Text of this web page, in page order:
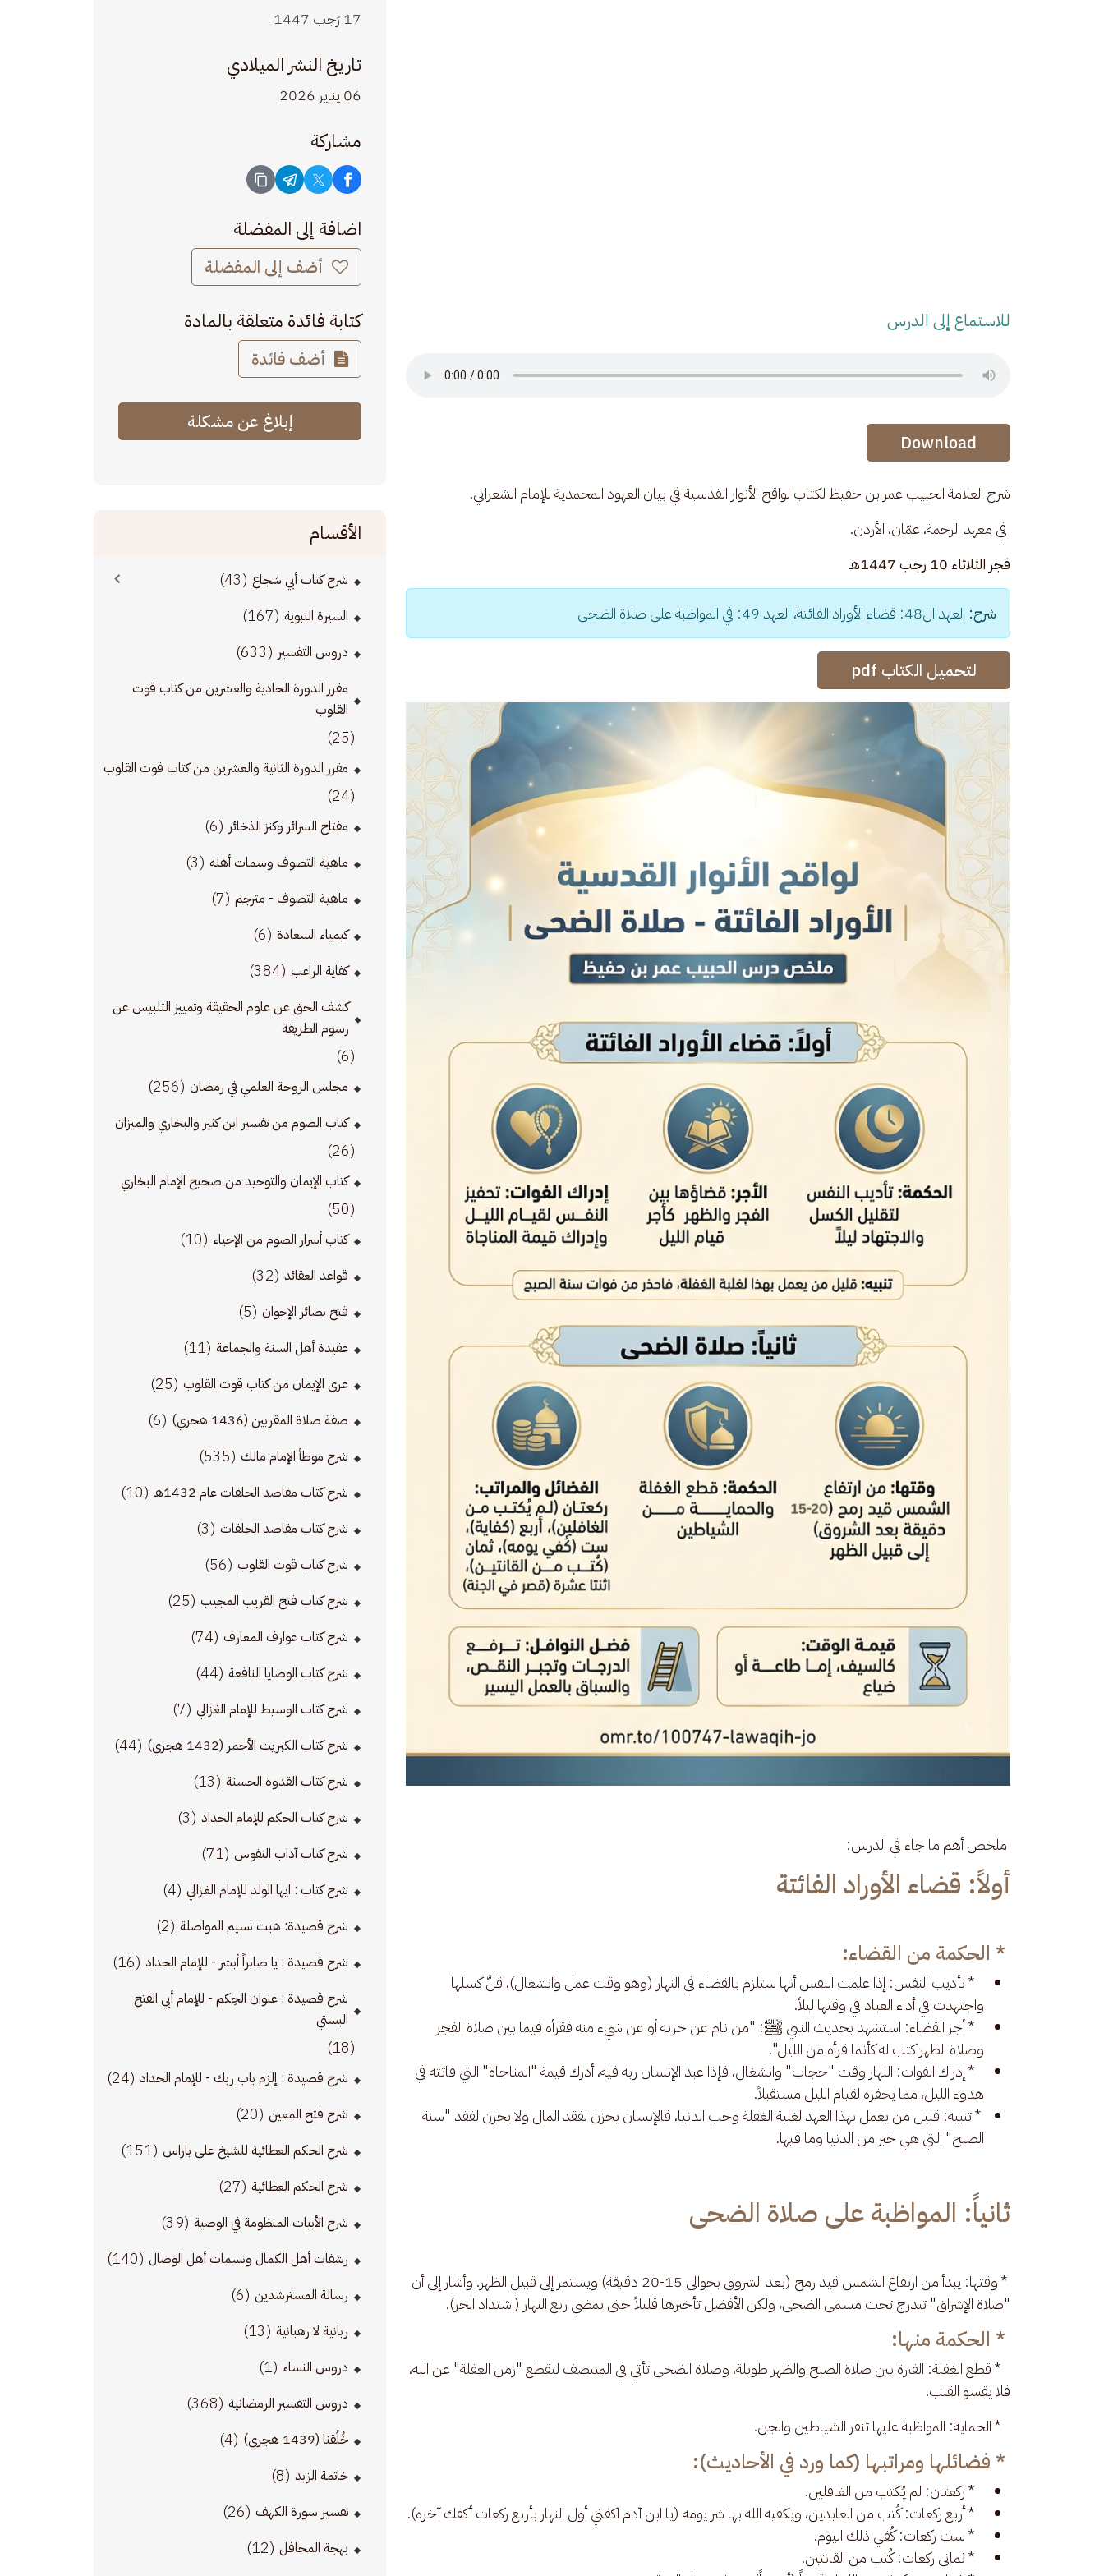
للاستماع إلى الدرس
Audio Stream
Audio Stream
Download
شرح العلامة الحبيب عمر بن حفيظ لكتاب لواقح الأنوار القدسية في بيان العهود المحمدية للإمام الشعراني.
في معهد الرحمة، عمّان، الأردن.
فجر الثلاثاء 10 رجب 1447هـ
شرح: العهد ال48: قضاء الأوراد الفائتة، العهد 49: في المواظبة على صلاة الضحى
لتحميل الكتاب pdf
الصورة
ملخص أهم ما جاء في الدرس:
أولاً: قضاء الأوراد الفائتة
* الحكمة من القضاء:
* تأديب النفس: إذا علمت النفس أنها ستلزم بالقضاء في النهار (وهو وقت عمل وانشغال)، قلَّ كسلها
واجتهدت في أداء العباد في وقتها ليلاً.
* أجر القضاء: استشهد بحديث النبي ﷺ: "من نام عن حزبه أو عن شيء منه فقرأه فيما بين صلاة الفجر
وصلاة الظهر كتب له كأنما قرأه من الليل".
* إدراك الفوات: النهار وقت "حجاب" وانشغال، فإذا عبد الإنسان ربه فيه، أدرك قيمة "المناجاة" التي فاتته في
هدوء الليل، مما يحفزه لقيام الليل مستقبلاً.
* تنبيه: قليل من يعمل بهذا العهد لغلبة الغفلة وحب الدنيا، فالإنسان يحزن لفقد المال ولا يحزن لفقد "سنة
الصبح" التي هي خير من الدنيا وما فيها.
ثانياً: المواظبة على صلاة الضحى
* وقتها: يبدأ من ارتفاع الشمس قيد رمح (بعد الشروق بحوالي 15-20 دقيقة) ويستمر إلى قبيل الظهر. وأشار إلى أن
"صلاة الإشراق" تندرج تحت مسمى الضحى، ولكن الأفضل تأخيرها قليلاً حتى يمضي ربع النهار (اشتداد الحر).
* الحكمة منها:
* قطع الغفلة: الفترة بين صلاة الصبح والظهر طويلة، وصلاة الضحى تأتي في المنتصف لتقطع "زمن الغفلة" عن الله،
فلا يقسو القلب.
* الحماية: المواظبة عليها تنفر الشياطين والجن.
* فضائلها ومراتبها (كما ورد في الأحاديث):
* ركعتان: لم يُكتب من الغافلين.
* أربع ركعات: كُتب من العابدين، ويكفيه الله بها شر يومه (يا ابن آدم اكفني أول النهار بأربع ركعات أكفك آخره).
* ست ركعات: كُفي ذلك اليوم.
* ثماني ركعات: كُتب من القانتين.
17 رَجب 1447
تاريخ النشر الميلادي
06 يناير 2026
مشاركة
اضافة إلى المفضلة
أضف إلى المفضلة
كتابة فائدة متعلقة بالمادة
أضف فائدة
إبلاغ عن مشكلة
الأقسام
شرح كتاب أبي شجاع (43)
السيرة النبوية (167)
دروس التفسير (633)
مقرر الدورة الحادية والعشرين من كتاب قوت
القلوب
(25)
مقرر الدورة الثانية والعشرين من كتاب قوت القلوب
(24)
مفتاح السرائر وكنز الذخائر (6)
ماهية التصوف وسمات أهله (3)
ماهية التصوف - مترجم (7)
كيمياء السعادة (6)
كفاية الراغب (384)
كشف الحق عن علوم الحقيقة وتمييز التلبيس عن
رسوم الطريقة
(6)
مجلس الروحة العلمي في رمضان (256)
كتاب الصوم من تفسير ابن كثير والبخاري والميزان
(26)
كتاب الإيمان والتوحيد من صحيح الإمام البخاري
(50)
كتاب أسرار الصوم من الإحياء (10)
قواعد العقائد (32)
فتح بصائر الإخوان (5)
عقيدة أهل السنة والجماعة (11)
عرى الإيمان من كتاب قوت القلوب (25)
صفة صلاة المقربين (1436 هجري) (6)
شرح موطأ الإمام مالك (535)
شرح كتاب مقاصد الحلقات عام 1432هـ (10)
شرح كتاب مقاصد الحلقات (3)
شرح كتاب قوت القلوب (56)
شرح كتاب فتح القريب المجيب (25)
شرح كتاب عوارف المعارف (74)
شرح كتاب الوصايا النافعة (44)
شرح كتاب الوسيط للإمام الغزالي (7)
شرح كتاب الكبريت الأحمر (1432 هجري) (44)
شرح كتاب القدوة الحسنة (13)
شرح كتاب الحكم للإمام الحداد (3)
شرح كتاب آداب النفوس (71)
شرح كتاب : ايها الولد للإمام الغزالي (4)
شرح قصيدة: هبت نسيم المواصلة (2)
شرح قصيدة : يا صابراً أبشر - للإمام الحداد (16)
شرح قصيدة : عنوان الحِكم - للإمام أبي الفتح
البستي
(18)
شرح قصيدة : إلزم باب ربك - للإمام الحداد (24)
شرح فتح المعين (20)
شرح الحكم العطائية للشيخ علي باراس (151)
شرح الحكم العطائية (27)
شرح الأبيات المنظومة في الوصية (39)
رشفات أهل الكمال ونسمات أهل الوصال (140)
رسالة المسترشدين (6)
ربانية لا رهبانية (13)
دروس النساء (1)
دروس التفسير الرمضانية (368)
خُلُقنا (1439 هجري) (4)
خاتمة الزبد (8)
تفسير سورة الكهف (26)
بهجة المحافل (12)